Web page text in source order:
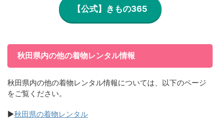
【公式】きもの365
秋田県内の他の着物レンタル情報
秋田県内の他の着物レンタル情報については、以下のページ
をご覧ください。
▶秋田県の着物レンタル